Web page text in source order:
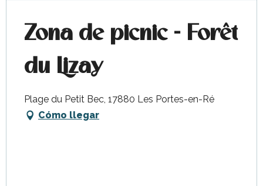
Zona de picnic - Forêt
du Lizay
Plage du Petit Bec, 17880 Les Portes-en-Ré
Cómo llegar